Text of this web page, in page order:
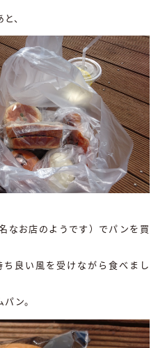
、
なお店のようです）でパンを買
良い風を受けながら食べまし
ン。